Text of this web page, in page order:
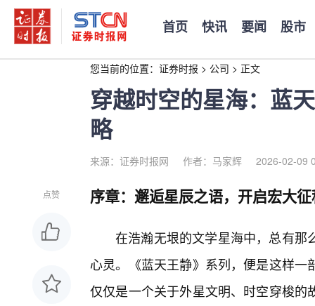
首页 快讯 要闻 股市
您当前的位置： 证券时报 > 公司 > 正文
穿越时空的星海：蓝
略
来源：证券时报网 作者：马家辉 2026-02-09
点赞 序章：邂逅星辰之语，开启宏大
在浩瀚无垠的文学星海中，总有那
心灵。《蓝天王静》系列，便是这样
仅仅是一个关于外星文明、时空穿梭